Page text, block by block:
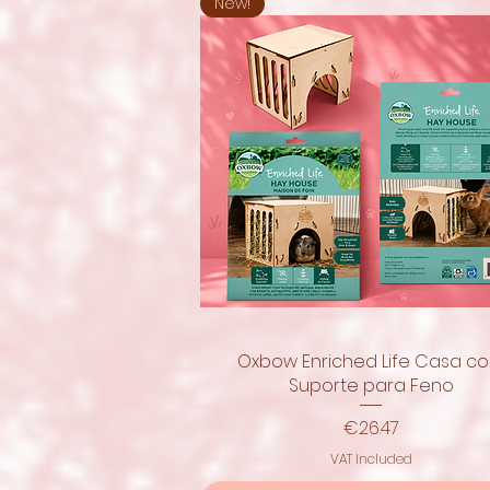
Quick View
Oxbow Enriched Life Casa
Suporte para Feno
Price
€26.47
VAT Included